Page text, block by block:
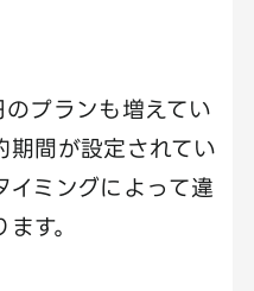
プランも増えてい
期間が設定されてい
イミングによって違
す。